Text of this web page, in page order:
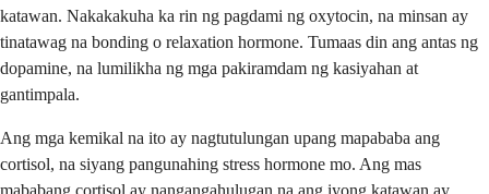
katawan. Nakakakuha ka rin ng pagdami ng oxytocin, na minsan ay
tinatawag na bonding o relaxation hormone. Tumaas din ang antas ng
dopamine, na lumilikha ng mga pakiramdam ng kasiyahan at
gantimpala.
Ang mga kemikal na ito ay nagtutulungan upang mapababa ang
cortisol, na siyang pangunahing stress hormone mo. Ang mas
mababang cortisol ay nangangahulugan na ang iyong katawan ay